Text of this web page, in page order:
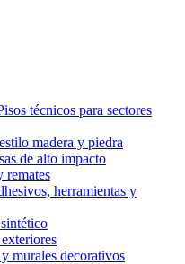
técnicos para sectores
madera y piedra
de alto impacto
remates
herramientas y
y murales decorativos